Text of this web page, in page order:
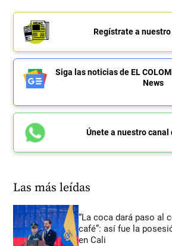
Regístrate a
Siga las noticias de EL
News
Únete a nuestro canal
Las más leídas
“La coca dará paso al
café”: así fue la
en Cali